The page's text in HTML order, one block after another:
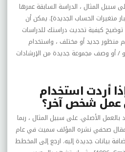
سبيل المثال ، الدراسة السابقة عمرها
متغيرات الحساب الجديدة]. يمكن أن
كيفية تحديث دراستك للدراسات
منظور جديد أو مختلف ، واستخدام
و / أو وصف مجموعة جديدة من الإرشادات
أردت استخدام
عمل شخص آخر؟
الأصلي. على سبيل المثال ، ربما
صحفي نشره المؤلف سميث في عام
إضافة بيانات جديدة إليه. ارجع إلى المخطط